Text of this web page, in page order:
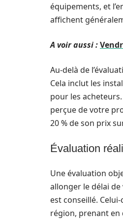
équipements, et
affichent
A voir aussi :
Au-delà de
Cela inclut les
pour les
perçue de votre
20 % de son prix
Évaluation
Une évaluation
allonger le délai de
est conseillé.
région, prenant en